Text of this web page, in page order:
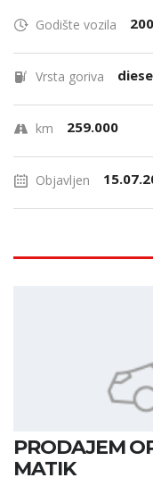
Godište vozila
Vrsta goriva
km 259.000
Objavljen
PRODAJEM
MATIK